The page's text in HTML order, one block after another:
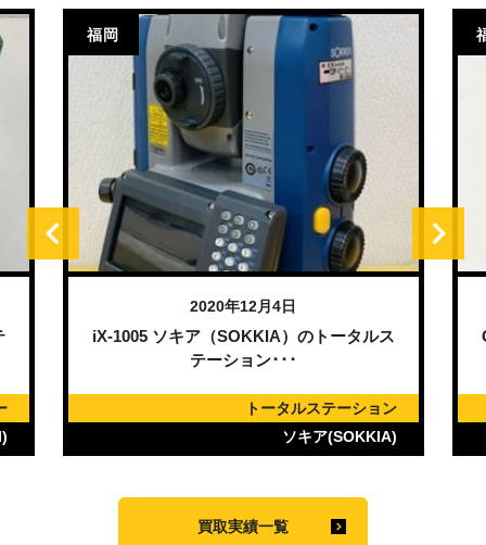
タルス
ーション
福岡
2020年12月4日
G10SB1 日立工機（HiKOKI）のディスク
グラインダー･･･
ディスクグラインダー
日立工機(HIKOKI)
買取実績一覧